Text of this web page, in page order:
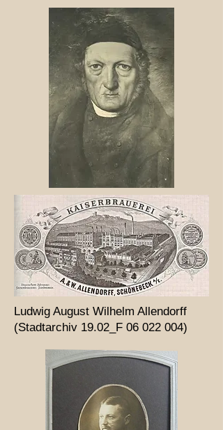
Ludwig August Wilhelm Allendorff
(Stadtarchiv 19.02_F 06 022 004)